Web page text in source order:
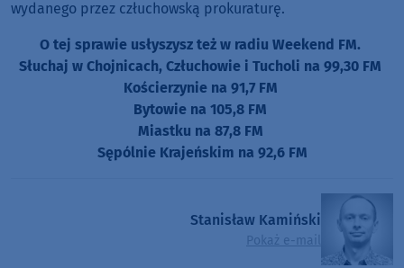
wydanego przez człuchowską prokuraturę.
O tej sprawie usłyszysz też w radiu Weekend FM.
Słuchaj w Chojnicach, Człuchowie i Tucholi na 99,30 FM
Kościerzynie na 91,7 FM
Bytowie na 105,8 FM
Miastku na 87,8 FM
Sępólnie Krajeńskim na 92,6 FM
Stanisław Kamiński
Pokaż e-mail